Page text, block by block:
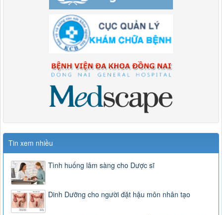
Tin xem nhiều
Tình huống lâm sàng cho Dược sĩ
Dinh Dưỡng cho người đặt hậu môn nhân tạo